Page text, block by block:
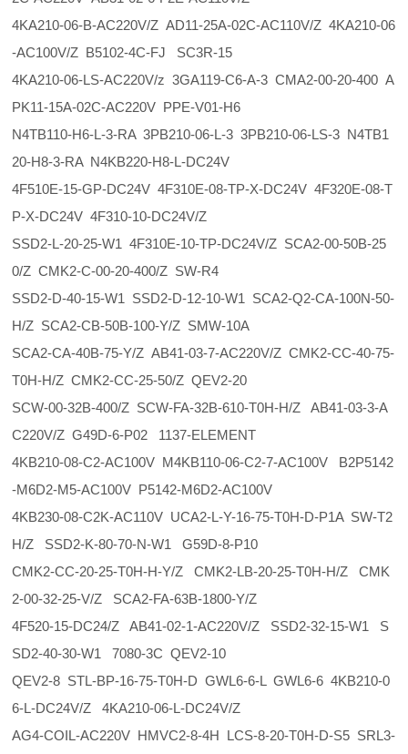
4KA210-06-B-AC220V/Z AD11-25A-02C-AC110V/Z 4KA210-06
-AC100V/Z B5102-4C-FJ SC3R-15
4KA210-06-LS-AC220V/z 3GA119-C6-A-3 CMA2-00-20-400 A
PK11-15A-02C-AC220V PPE-V01-H6
N4TB110-H6-L-3-RA 3PB210-06-L-3 3PB210-06-LS-3 N4TB1
20-H8-3-RA N4KB220-H8-L-DC24V
4F510E-15-GP-DC24V 4F310E-08-TP-X-DC24V 4F320E-08-T
P-X-DC24V 4F310-10-DC24V/Z
SSD2-L-20-25-W1 4F310E-10-TP-DC24V/Z SCA2-00-50B-25
0/Z CMK2-C-00-20-400/Z SW-R4
SSD2-D-40-15-W1 SSD2-D-12-10-W1 SCA2-Q2-CA-100N-50-
H/Z SCA2-CB-50B-100-Y/Z SMW-10A
SCA2-CA-40B-75-Y/Z AB41-03-7-AC220V/Z CMK2-CC-40-75-
T0H-H/Z CMK2-CC-25-50/Z QEV2-20
SCW-00-32B-400/Z SCW-FA-32B-610-T0H-H/Z AB41-03-3-A
C220V/Z G49D-6-P02 1137-ELEMENT
4KB210-08-C2-AC100V M4KB110-06-C2-7-AC100V B2P5142
-M6D2-M5-AC100V P5142-M6D2-AC100V
4KB230-08-C2K-AC110V UCA2-L-Y-16-75-T0H-D-P1A SW-T2
H/Z SSD2-K-80-70-N-W1 G59D-8-P10
CMK2-CC-20-25-T0H-H-Y/Z CMK2-LB-20-25-T0H-H/Z CMK
2-00-32-25-V/Z SCA2-FA-63B-1800-Y/Z
4F520-15-DC24/Z AB41-02-1-AC220V/Z SSD2-32-15-W1 S
SD2-40-30-W1 7080-3C QEV2-10
QEV2-8 STL-BP-16-75-T0H-D GWL6-6-L GWL6-6 4KB210-0
6-L-DC24V/Z 4KA210-06-L-DC24V/Z
AG4-COIL-AC220V HMVC2-8-4H LCS-8-20-T0H-D-S5 SRL3-